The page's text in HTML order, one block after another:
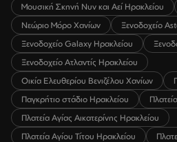
Μουσική Σκηνή Νυν και Αεί Ηρακλείου
Νεώριο Μόρο Χανίων
Ξενοδοχείο
Ξενοδοχείο Galaxy Ηρακλείου
Ξενοδοχείο Ατλαντίς Ηρακλείου
Οικία Ελευθερίου Βενιζέλου Χανίων
Παγκρήτιο στάδιο Ηρακλείου
Πλατεία Αγίας Αικατερίνης Ηρακλείου
Πλατεία Αγίου Τίτου Ηρακλείου